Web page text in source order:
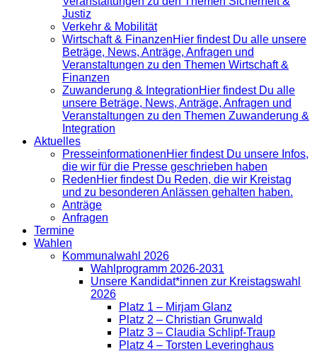
Justiz
Verkehr & Mobilität
Wirtschaft & FinanzenHier findest Du alle unsere
Beträge, News, Anträge, Anfragen und
Veranstaltungen zu den Themen Wirtschaft &
Finanzen
Zuwanderung & IntegrationHier findest Du alle
unsere Beträge, News, Anträge, Anfragen und
Veranstaltungen zu den Themen Zuwanderung &
Integration
Aktuelles
Presse­informationenHier findest Du unsere Infos,
die wir für die Presse geschrieben haben
RedenHier findest Du Reden, die wir Kreistag
und zu besonderen Anlässen gehalten haben.
Anträge
Anfragen
Termine
Wahlen
Kommunalwahl 2026
Wahlprogramm 2026-2031
Unsere Kandidat*innen zur Kreistagswahl
2026
Platz 1 – Mirjam Glanz
Platz 2 – Christian Grunwald
Platz 3 – Claudia Schlipf-Traup
Platz 4 – Torsten Leveringhaus